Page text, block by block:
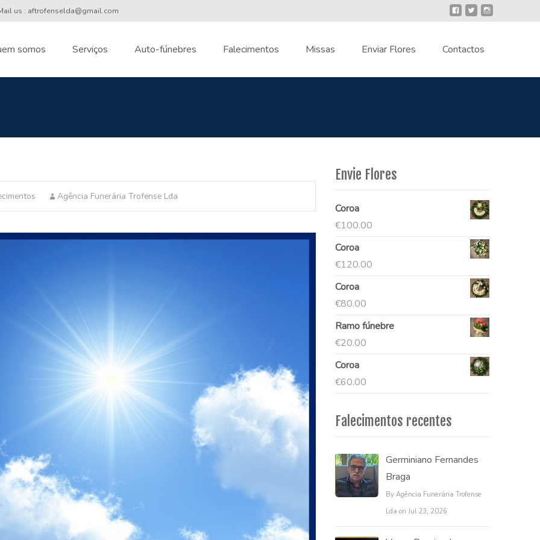
us : aftrofenselda@gmail.com
somos Serviços Auto-fúnebres Falecimentos Missas Enviar Flores Contactos
Agência Funerária Trofense Lda
Envie Flores
Coroa
€100.00
Coroa
€120.00
Coroa
€80.00
Ramo fúnebre
€20.00
Coroa
€60.00
Falecimentos recentes
Germiniano Fernandes
Braga
By Agência Funerária Trofense
Lda on Jul 23, 2026